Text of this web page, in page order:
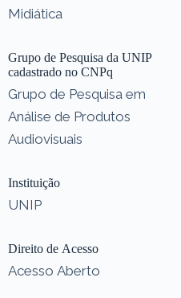
Midiática
Grupo de Pesquisa da UNIP
cadastrado no CNPq
Grupo de Pesquisa em
Análise de Produtos
Audiovisuais
Instituição
UNIP
Direito de Acesso
Acesso Aberto